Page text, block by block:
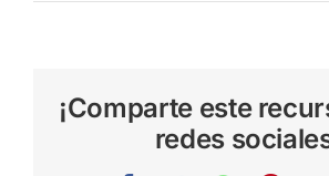
¡Comparte este
redes